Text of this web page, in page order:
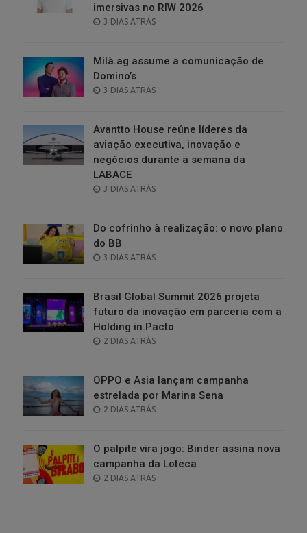
imersivas no RIW 2026
POSTED
3 DIAS ATRÁS
Milà.ag assume a comunicação de
Domino’s
POSTED
3 DIAS ATRÁS
Avantto House reúne líderes da
aviação executiva, inovação e
negócios durante a semana da
LABACE
POSTED
3 DIAS ATRÁS
Do cofrinho à realização: o novo plano
do BB
POSTED
3 DIAS ATRÁS
Brasil Global Summit 2026 projeta
futuro da inovação em parceria com a
Holding in.Pacto
POSTED
2 DIAS ATRÁS
OPPO e Asia lançam campanha
estrelada por Marina Sena
POSTED
2 DIAS ATRÁS
O palpite vira jogo: Binder assina nova
campanha da Loteca
POSTED
2 DIAS ATRÁS